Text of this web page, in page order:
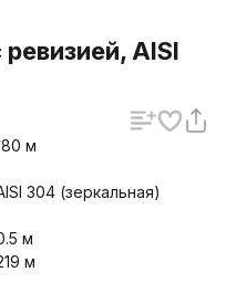
AISI
м
304 (зеркальная)
м
м